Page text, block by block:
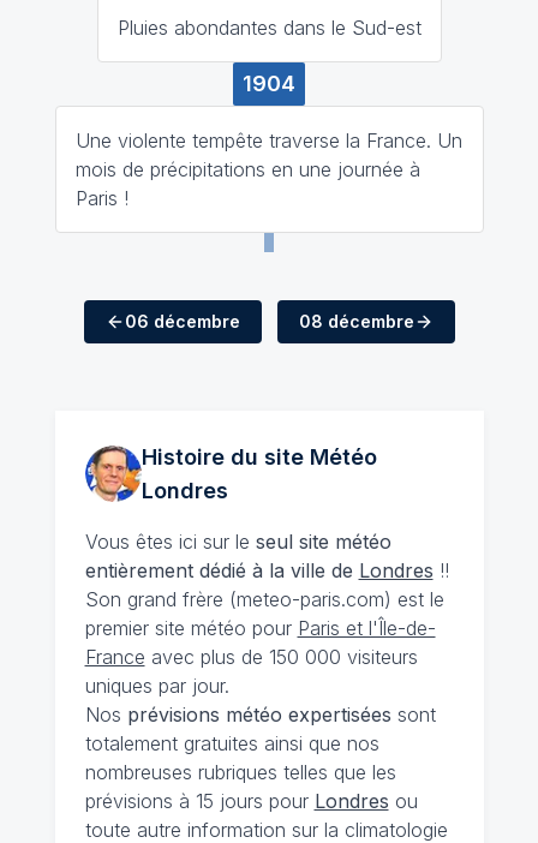
Pluies abondantes dans le Sud-est
1904
Une violente tempête traverse la France. Un
mois de précipitations en une journée à
Paris !
06 décembre 08 décembre
Histoire du site Météo
Londres
Vous êtes ici sur le seul site météo
entièrement dédié à la ville de Londres !!
Son grand frère (meteo-paris.com) est le
premier site météo pour Paris et l'Île-de-
France avec plus de 150 000 visiteurs
uniques par jour.
Nos prévisions météo expertisées sont
totalement gratuites ainsi que nos
nombreuses rubriques telles que les
prévisions à 15 jours pour Londres ou
toute autre information sur la climatologie